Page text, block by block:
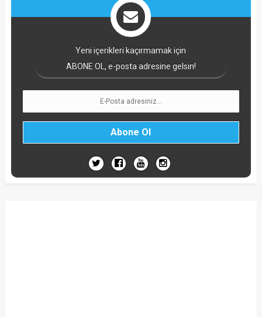
Yeni içerikleri kaçırmamak için
ABONE OL, e-posta adresine gelsin!